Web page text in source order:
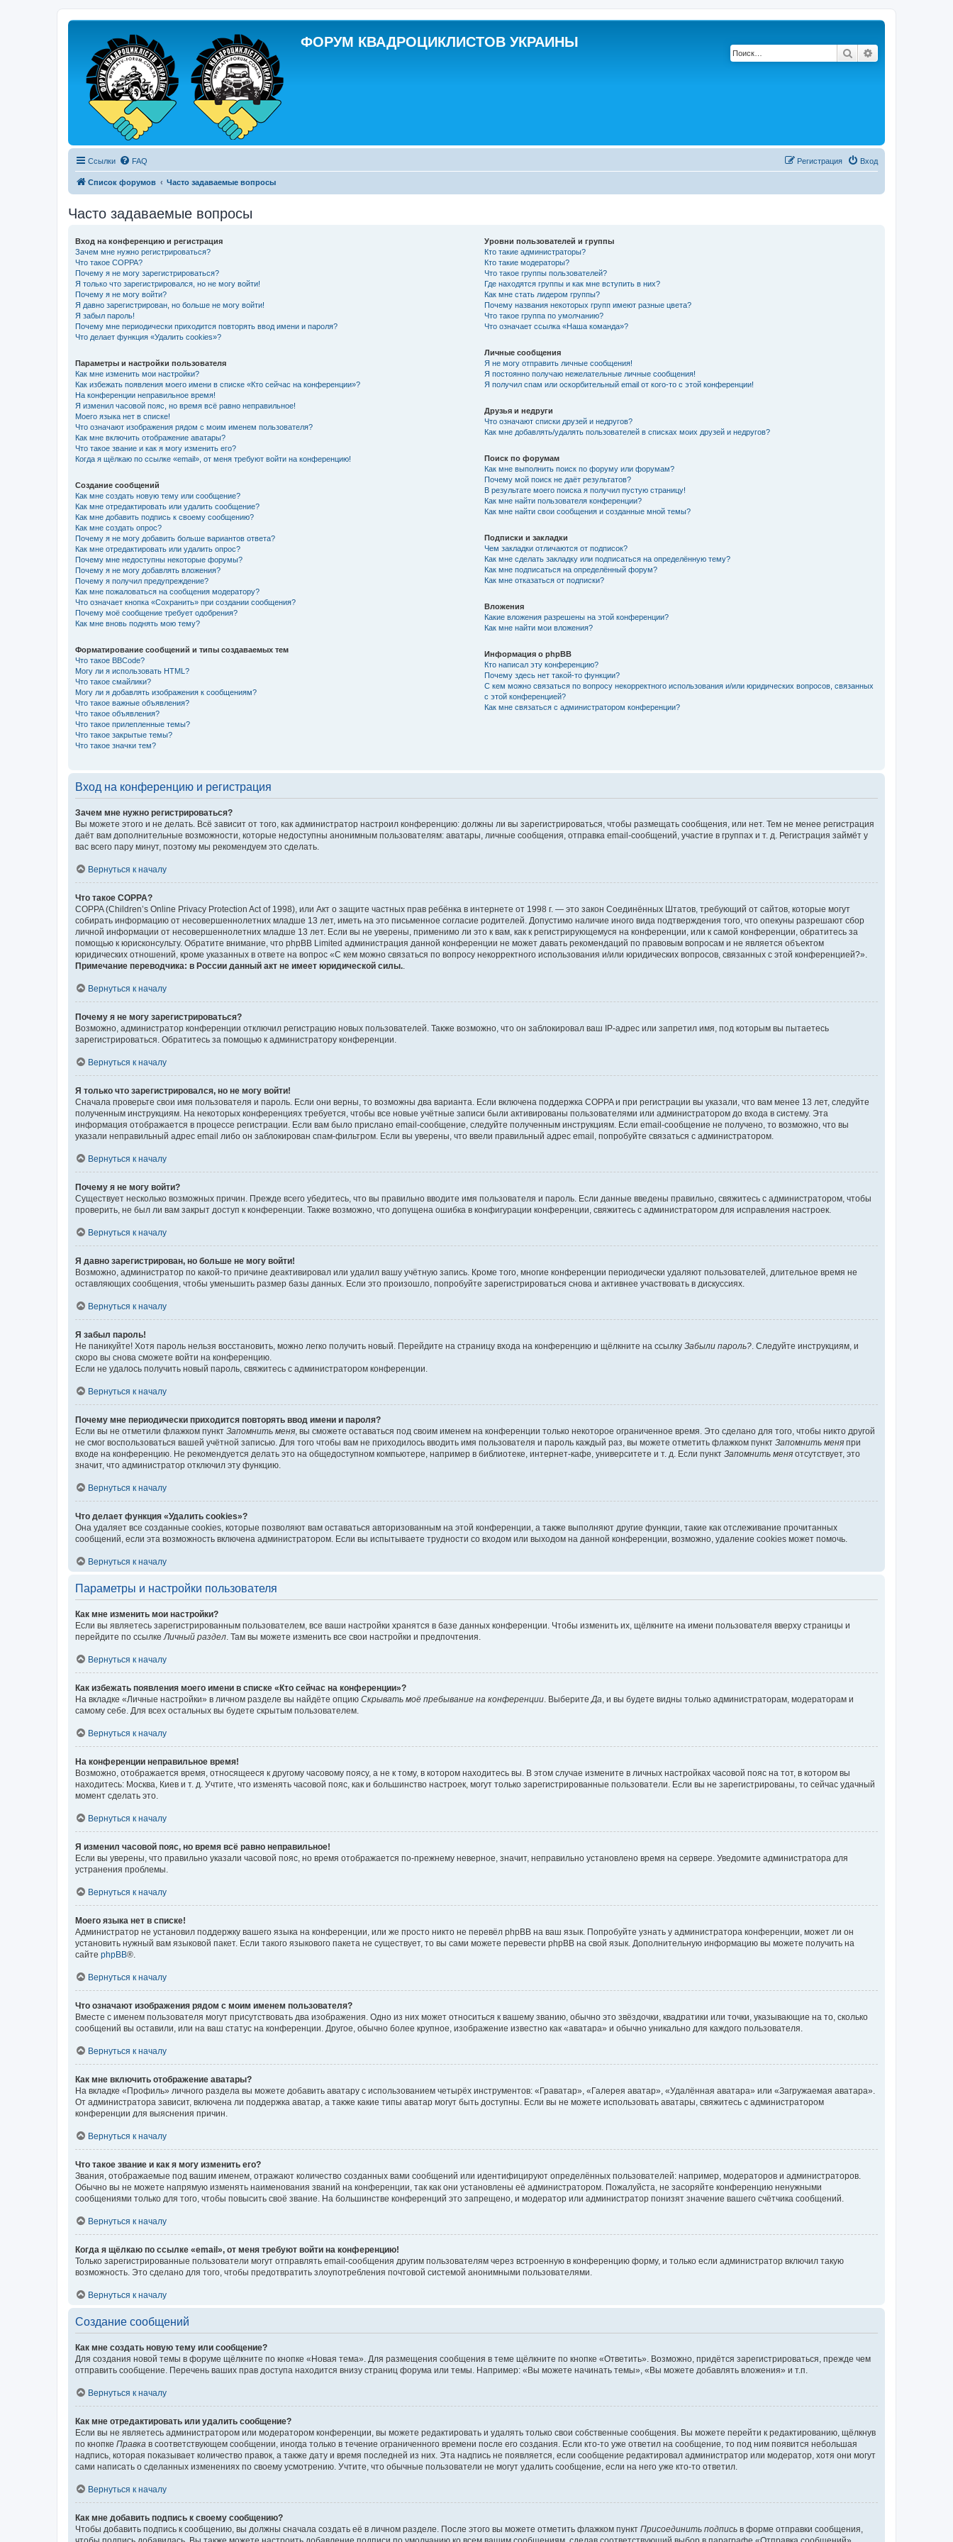
ФОРУМ КВАДРОЦИКЛИСТОВ УКРАИНЫ
Поиск
Ссылки FAQ Вход
Регистрация
Список форумов Часто задаваемые вопросы
Часто задаваемые вопросы
Вход на конференцию и регистрация
Зачем мне нужно регистрироваться?
Что такое COPPA?
Почему я не могу зарегистрироваться?
Я только что зарегистрировался, но не могу войти!
Почему я не могу войти?
Я давно зарегистрирован, но больше не могу войти!
Я забыл пароль!
Почему мне периодически приходится повторять ввод имени и пароля?
Что делает функция «Удалить cookies»?
Параметры и настройки пользователя
Как мне изменить мои настройки?
Как избежать появления моего имени в списке «Кто сейчас на конференции»?
На конференции неправильное время!
Я изменил часовой пояс, но время всё равно неправильное!
Моего языка нет в списке!
Что означают изображения рядом с моим именем пользователя?
Как мне включить отображение аватары?
Что такое звание и как я могу изменить его?
Когда я щёлкаю по ссылке «email», от меня требуют войти на конференцию!
Создание сообщений
Как мне создать новую тему или сообщение?
Как мне отредактировать или удалить сообщение?
Как мне добавить подпись к своему сообщению?
Как мне создать опрос?
Почему я не могу добавить больше вариантов ответа?
Как мне отредактировать или удалить опрос?
Почему мне недоступны некоторые форумы?
Почему я не могу добавлять вложения?
Почему я получил предупреждение?
Как мне пожаловаться на сообщения модератору?
Что означает кнопка «Сохранить» при создании сообщения?
Почему моё сообщение требует одобрения?
Как мне вновь поднять мою тему?
Форматирование сообщений и типы создаваемых тем
Что такое BBCode?
Могу ли я использовать HTML?
Что такое смайлики?
Могу ли я добавлять изображения к сообщениям?
Что такое важные объявления?
Что такое объявления?
Что такое прилепленные темы?
Что такое закрытые темы?
Что такое значки тем?
Уровни пользователей и группы
Кто такие администраторы?
Кто такие модераторы?
Что такое группы пользователей?
Где находятся группы и как мне вступить в них?
Как мне стать лидером группы?
Почему названия некоторых групп имеют разные цвета?
Что такое группа по умолчанию?
Что означает ссылка «Наша команда»?
Личные сообщения
Я не могу отправить личные сообщения!
Я постоянно получаю нежелательные личные сообщения!
Я получил спам или оскорбительный email от кого-то с этой конференции!
Друзья и недруги
Что означают списки друзей и недругов?
Как мне добавлять/удалять пользователей в списках моих друзей и недругов?
Поиск по форумам
Как мне выполнить поиск по форуму или форумам?
Почему мой поиск не даёт результатов?
В результате моего поиска я получил пустую страницу!
Как мне найти пользователя конференции?
Как мне найти свои сообщения и созданные мной темы?
Подписки и закладки
Чем закладки отличаются от подписок?
Как мне сделать закладку или подписаться на определённую тему?
Как мне подписаться на определённый форум?
Как мне отказаться от подписки?
Вложения
Какие вложения разрешены на этой конференции?
Как мне найти мои вложения?
Информация о phpBB
Кто написал эту конференцию?
Почему здесь нет такой-то функции?
С кем можно связаться по вопросу некорректного использования и/или юридических вопросов, связанных
с этой конференцией?
Как мне связаться с администратором конференции?
Вход на конференцию и регистрация
Зачем мне нужно регистрироваться?
Вы можете этого и не делать. Всё зависит от того, как администратор настроил конференцию: должны ли вы зарегистрироваться, чтобы размещать сообщения, или нет. Тем не менее регистрация
даёт вам дополнительные возможности, которые недоступны анонимным пользователям: аватары, личные сообщения, отправка email-сообщений, участие в группах и т. д. Регистрация займёт у
вас всего пару минут, поэтому мы рекомендуем это сделать.
Вернуться к началу
Что такое COPPA?
COPPA (Children’s Online Privacy Protection Act of 1998), или Акт о защите частных прав ребёнка в интернете от 1998 г. — это закон Соединённых Штатов, требующий от сайтов, которые могут
собирать информацию от несовершеннолетних младше 13 лет, иметь на это письменное согласие родителей. Допустимо наличие иного вида подтверждения того, что опекуны разрешают сбор
личной информации от несовершеннолетних младше 13 лет. Если вы не уверены, применимо ли это к вам, как к регистрирующемуся на конференции, или к самой конференции, обратитесь за
помощью к юрисконсульту. Обратите внимание, что phpBB Limited администрация данной конференции не может давать рекомендаций по правовым вопросам и не является объектом
юридических отношений, кроме указанных в ответе на вопрос «С кем можно связаться по вопросу некорректного использования и/или юридических вопросов, связанных с этой конференцией?».
Примечание переводчика: в России данный акт не имеет юридической силы..
Вернуться к началу
Почему я не могу зарегистрироваться?
Возможно, администратор конференции отключил регистрацию новых пользователей. Также возможно, что он заблокировал ваш IP-адрес или запретил имя, под которым вы пытаетесь
зарегистрироваться. Обратитесь за помощью к администратору конференции.
Вернуться к началу
Я только что зарегистрировался, но не могу войти!
Сначала проверьте свои имя пользователя и пароль. Если они верны, то возможны два варианта. Если включена поддержка COPPA и при регистрации вы указали, что вам менее 13 лет, следуйте
полученным инструкциям. На некоторых конференциях требуется, чтобы все новые учётные записи были активированы пользователями или администратором до входа в систему. Эта
информация отображается в процессе регистрации. Если вам было прислано email-сообщение, следуйте полученным инструкциям. Если email-сообщение не получено, то возможно, что вы
указали неправильный адрес email либо он заблокирован спам-фильтром. Если вы уверены, что ввели правильный адрес email, попробуйте связаться с администратором.
Вернуться к началу
Почему я не могу войти?
Существует несколько возможных причин. Прежде всего убедитесь, что вы правильно вводите имя пользователя и пароль. Если данные введены правильно, свяжитесь с администратором, чтобы
проверить, не был ли вам закрыт доступ к конференции. Также возможно, что допущена ошибка в конфигурации конференции, свяжитесь с администратором для исправления настроек.
Вернуться к началу
Я давно зарегистрирован, но больше не могу войти!
Возможно, администратор по какой-то причине деактивировал или удалил вашу учётную запись. Кроме того, многие конференции периодически удаляют пользователей, длительное время не
оставляющих сообщения, чтобы уменьшить размер базы данных. Если это произошло, попробуйте зарегистрироваться снова и активнее участвовать в дискуссиях.
Вернуться к началу
Я забыл пароль!
Не паникуйте! Хотя пароль нельзя восстановить, можно легко получить новый. Перейдите на страницу входа на конференцию и щёлкните на ссылку Забыли пароль?. Следуйте инструкциям, и
скоро вы снова сможете войти на конференцию.
Если не удалось получить новый пароль, свяжитесь с администратором конференции.
Вернуться к началу
Почему мне периодически приходится повторять ввод имени и пароля?
Если вы не отметили флажком пункт Запомнить меня, вы сможете оставаться под своим именем на конференции только некоторое ограниченное время. Это сделано для того, чтобы никто другой
не смог воспользоваться вашей учётной записью. Для того чтобы вам не приходилось вводить имя пользователя и пароль каждый раз, вы можете отметить флажком пункт Запомнить меня при
входе на конференцию. Не рекомендуется делать это на общедоступном компьютере, например в библиотеке, интернет-кафе, университете и т. д. Если пункт Запомнить меня отсутствует, это
значит, что администратор отключил эту функцию.
Вернуться к началу
Что делает функция «Удалить cookies»?
Она удаляет все созданные cookies, которые позволяют вам оставаться авторизованным на этой конференции, а также выполняют другие функции, такие как отслеживание прочитанных
сообщений, если эта возможность включена администратором. Если вы испытываете трудности со входом или выходом на данной конференции, возможно, удаление cookies может помочь.
Вернуться к началу
Параметры и настройки пользователя
Как мне изменить мои настройки?
Если вы являетесь зарегистрированным пользователем, все ваши настройки хранятся в базе данных конференции. Чтобы изменить их, щёлкните на имени пользователя вверху страницы и
перейдите по ссылкеЛичный раздел. Там вы можете изменить все свои настройки и предпочтения.
Вернуться к началу
Как избежать появления моего имени в списке «Кто сейчас на конференции»?
На вкладке «Личные настройки» в личном разделе вы найдёте опцию Скрывать моё пребывание на конференции. ВыберитеДа, и вы будете видны только администраторам, модераторам и
самому себе. Для всех остальных вы будете скрытым пользователем.
Вернуться к началу
На конференции неправильное время!
Возможно, отображается время, относящееся к другому часовому поясу, а не к тому, в котором находитесь вы. В этом случае измените в личных настройках часовой пояс на тот, в котором вы
находитесь: Москва, Киев и т. д. Учтите, что изменять часовой пояс, как и большинство настроек, могут только зарегистрированные пользователи. Если вы не зарегистрированы, то сейчас удачный
момент сделать это.
Вернуться к началу
Я изменил часовой пояс, но время всё равно неправильное!
Если вы уверены, что правильно указали часовой пояс, но время отображается по-прежнему неверное, значит, неправильно установлено время на сервере. Уведомите администратора для
устранения проблемы.
Вернуться к началу
Моего языка нет в списке!
Администратор не установил поддержку вашего языка на конференции, или же просто никто не перевёл phpBB на ваш язык. Попробуйте узнать у администратора конференции, может ли он
установить нужный вам языковой пакет. Если такого языкового пакета не существует, то вы сами можете перевести phpBB на свой язык. Дополнительную информацию вы можете получить на
сайте phpBB®.
Вернуться к началу
Что означают изображения рядом с моим именем пользователя?
Вместе с именем пользователя могут присутствовать два изображения. Одно из них может относиться к вашему званию, обычно это звёздочки, квадратики или точки, указывающие на то, сколько
сообщений вы оставили, или на ваш статус на конференции. Другое, обычно более крупное, изображение известно как «аватара» и обычно уникально для каждого пользователя.
Вернуться к началу
Как мне включить отображение аватары?
На вкладке «Профиль» личного раздела вы можете добавить аватару с использованием четырёх инструментов: «Граватар», «Галерея аватар», «Удалённая аватара» или «Загружаемая аватара».
От администратора зависит, включена ли поддержка аватар, а также какие типы аватар могут быть доступны. Если вы не можете использовать аватары, свяжитесь с администратором
конференции для выяснения причин.
Вернуться к началу
Что такое звание и как я могу изменить его?
Звания, отображаемые под вашим именем, отражают количество созданных вами сообщений или идентифицируют определённых пользователей: например, модераторов и администраторов.
Обычно вы не можете напрямую изменять наименования званий на конференции, так как они установлены её администратором. Пожалуйста, не засоряйте конференцию ненужными
сообщениями только для того, чтобы повысить своё звание. На большинстве конференций это запрещено, и модератор или администратор понизят значение вашего счётчика сообщений.
Вернуться к началу
Когда я щёлкаю по ссылке «email», от меня требуют войти на конференцию!
Только зарегистрированные пользователи могут отправлять email-сообщения другим пользователям через встроенную в конференцию форму, и только если администратор включил такую
возможность. Это сделано для того, чтобы предотвратить злоупотребления почтовой системой анонимными пользователями.
Вернуться к началу
Создание сообщений
Как мне создать новую тему или сообщение?
Для создания новой темы в форуме щёлкните по кнопке «Новая тема». Для размещения сообщения в теме щёлкните по кнопке «Ответить». Возможно, придётся зарегистрироваться, прежде чем
отправить сообщение. Перечень ваших прав доступа находится внизу страниц форума или темы. Например: «Вы можете начинать темы», «Вы можете добавлять вложения» и т.п.
Вернуться к началу
Как мне отредактировать или удалить сообщение?
Если вы не являетесь администратором или модератором конференции, вы можете редактировать и удалять только свои собственные сообщения. Вы можете перейти к редактированию, щёлкнув
по кнопке Правка в соответствующем сообщении, иногда только в течение ограниченного времени после его создания. Если кто-то уже ответил на сообщение, то под ним появится небольшая
надпись, которая показывает количество правок, а также дату и время последней из них. Эта надпись не появляется, если сообщение редактировал администратор или модератор, хотя они могут
сами написать о сделанных изменениях по своему усмотрению. Учтите, что обычные пользователи не могут удалить сообщение, если на него уже кто-то ответил.
Вернуться к началу
Как мне добавить подпись к своему сообщению?
Чтобы добавить подпись к сообщению, вы должны сначала создать её в личном разделе. После этого вы можете отметить флажком пункт Присоединить подпись в форме отправки сообщения,